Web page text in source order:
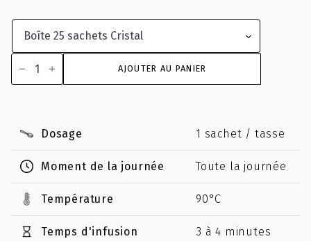
quantité
de
Bali
AJOUTER AU PANIER
Dosage 1 sachet / tasse
Moment de la journée Toute la journée
Température 90°C
Temps d'infusion 3 à 4 minutes